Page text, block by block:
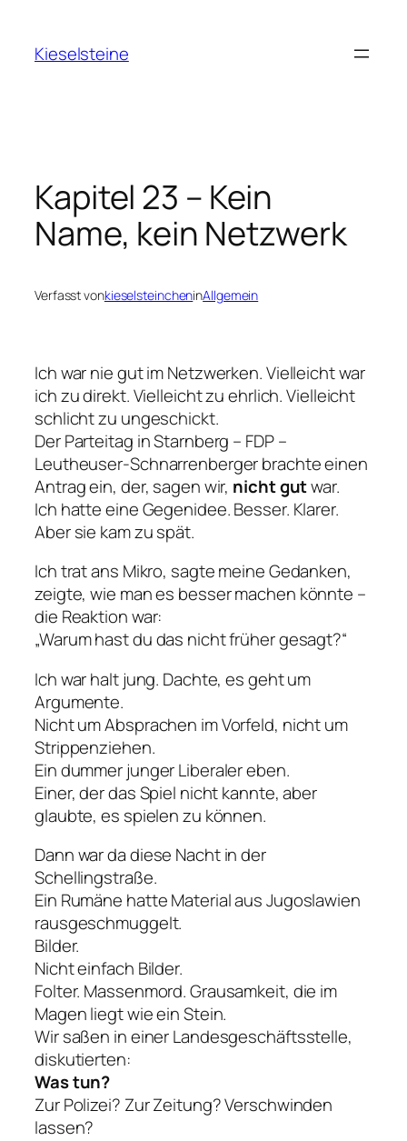
springen
Kieselsteine
Kapitel 23 – Kein
Name, kein Netzwerk
Verfasst vonkieselsteincheninAllgemein
Ich war nie gut im Netzwerken. Vielleicht war
ich zu direkt. Vielleicht zu ehrlich. Vielleicht
schlicht zu ungeschickt.
Der Parteitag in Starnberg – FDP –
Leutheuser-Schnarrenberger brachte einen
Antrag ein, der, sagen wir, nicht gutwar.
Ich hatte eine Gegenidee. Besser. Klarer.
Aber sie kam zu spät.
Ich trat ans Mikro, sagte meine Gedanken,
zeigte, wie man es besser machen könnte –
die Reaktion war:
„Warum hast du das nicht früher gesagt?“
Ich war halt jung. Dachte, es geht um
Argumente.
Nicht um Absprachen im Vorfeld, nicht um
Strippenziehen.
Ein dummer junger Liberaler eben.
Einer, der das Spiel nicht kannte, aber
glaubte, es spielen zu können.
Dann war da diese Nacht in der
Schellingstraße.
Ein Rumäne hatte Material aus Jugoslawien
rausgeschmuggelt.
Bilder.
Nicht einfach Bilder.
Folter. Massenmord. Grausamkeit, die im
Magen liegt wie ein Stein.
Wir saßen in einer Landesgeschäftsstelle,
diskutierten:
Was tun?
Zur Polizei? Zur Zeitung? Verschwinden
lassen?